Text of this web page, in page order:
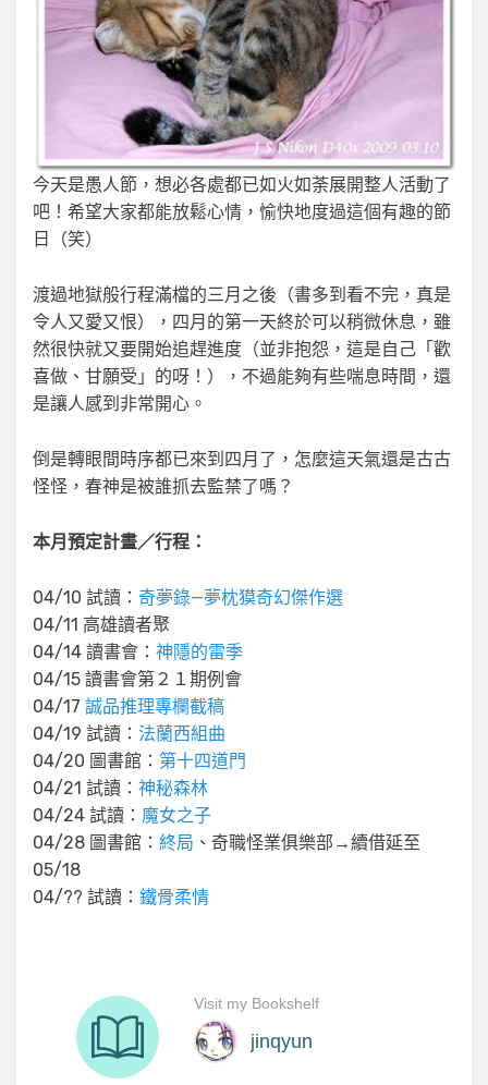
今天是愚人節，想必各處都已如火如荼展開整人活動了
吧！希望大家都能放鬆心情，愉快地度過這個有趣的節
日（笑）
渡過地獄般行程滿檔的三月之後（書多到看不完，真是
令人又愛又恨），四月的第一天終於可以稍微休息，雖
然很快就又要開始追趕進度（並非抱怨，這是自己「歡
喜做、甘願受」的呀！），不過能夠有些喘息時間，還
是讓人感到非常開心。
倒是轉眼間時序都已來到四月了，怎麼這天氣還是古古
怪怪，春神是被誰抓去監禁了嗎？
本月預定計畫／行程：
04/10 試讀： 奇夢錄—夢枕獏奇幻傑作選
04/11 高雄讀者聚
04/14 讀書會： 神隱的雷季
04/15 讀書會第２１期例會
04/17 誠品推理專欄截稿
04/19 試讀： 法蘭西組曲
04/20 圖書館： 第十四道門
04/21 試讀： 神秘森林
04/24 試讀： 魔女之子
04/28 圖書館： 終局 、奇職怪業俱樂部→續借延至
05/18
04/?? 試讀： 鐵骨柔情